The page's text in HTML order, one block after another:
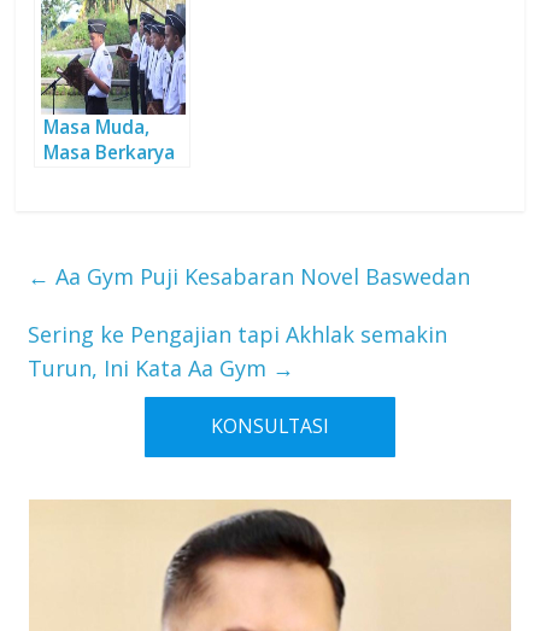
Masa Muda,
Masa Berkarya
← Aa Gym Puji Kesabaran Novel Baswedan
Sering ke Pengajian tapi Akhlak semakin
Turun, Ini Kata Aa Gym →
KONSULTASI